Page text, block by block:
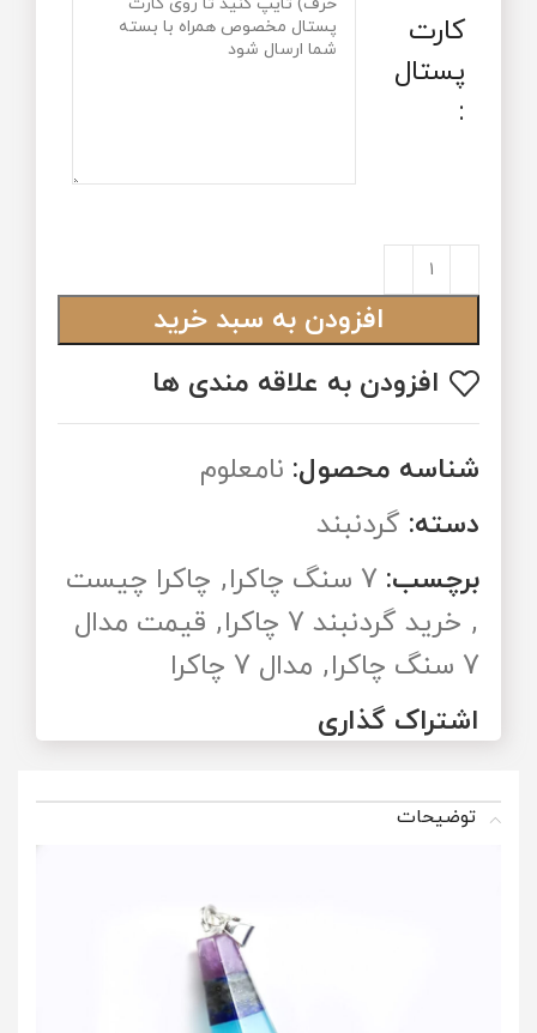
کارت
پستال
:
افزودن به سبد خرید
افزودن به علاقه مندی ها
شناسه محصول: نامعلوم
دسته: گردنبند
برچسب: 7 سنگ چاکرا , چاکرا چیست
, خرید گردنبند 7 چاکرا , قیمت مدال
7 سنگ چاکرا
, مدال 7 چاکرا
اشتراک گذاری
توضیحات